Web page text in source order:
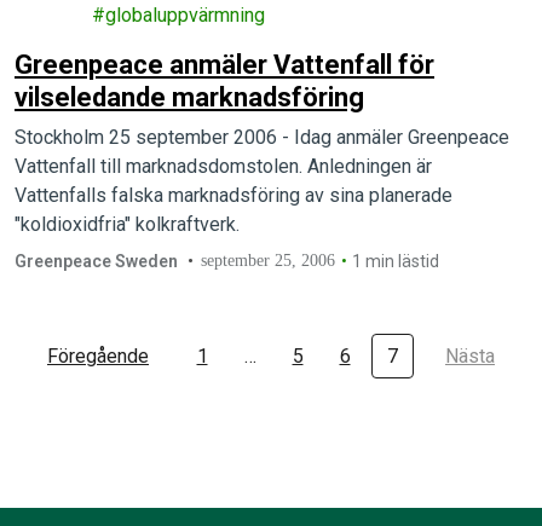
globaluppvärmning
Greenpeace anmäler Vattenfall för
vilseledande marknadsföring
Stockholm 25 september 2006 - Idag anmäler Greenpeace
Vattenfall till marknadsdomstolen. Anledningen är
Vattenfalls falska marknadsföring av sina planerade
"koldioxidfria" kolkraftverk.
Greenpeace Sweden september 25, 2006 1 min lästid
Föregående 1 … 5 6 7 Nästa